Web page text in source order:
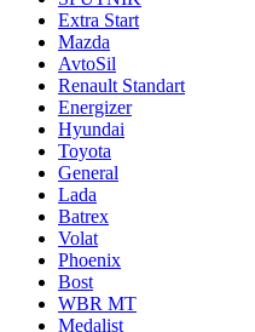
Extra Start
Mazda
AvtoSil
Renault Standart
Energizer
Hyundai
Toyota
General
Lada
Batrex
Volat
Phoenix
Bost
WBR MT
Medalist